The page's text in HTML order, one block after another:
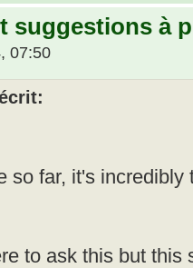
suggestions à
07:50
so far, it's incredibly
to ask this but this